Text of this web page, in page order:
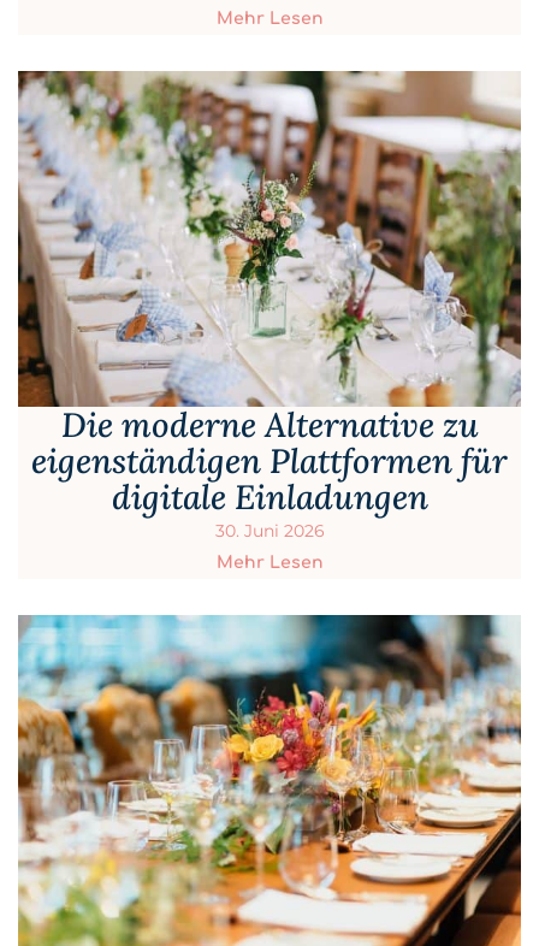
Mehr Lesen
Die moderne Alternative zu
eigenständigen Plattformen für
digitale Einladungen
30. Juni 2026
Mehr Lesen